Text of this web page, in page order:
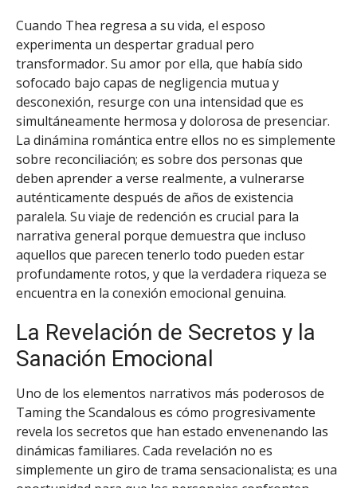
Cuando Thea regresa a su vida, el esposo
experimenta un despertar gradual pero
transformador. Su amor por ella, que había sido
sofocado bajo capas de negligencia mutua y
desconexión, resurge con una intensidad que es
simultáneamente hermosa y dolorosa de presenciar.
La dinámina romántica entre ellos no es simplemente
sobre reconciliación; es sobre dos personas que
deben aprender a verse realmente, a vulnerarse
auténticamente después de años de existencia
paralela. Su viaje de redención es crucial para la
narrativa general porque demuestra que incluso
aquellos que parecen tenerlo todo pueden estar
profundamente rotos, y que la verdadera riqueza se
encuentra en la conexión emocional genuina.
La Revelación de Secretos y la
Sanación Emocional
Uno de los elementos narrativos más poderosos de
Taming the Scandalous es cómo progresivamente
revela los secretos que han estado envenenando las
dinámicas familiares. Cada revelación no es
simplemente un giro de trama sensacionalista; es una